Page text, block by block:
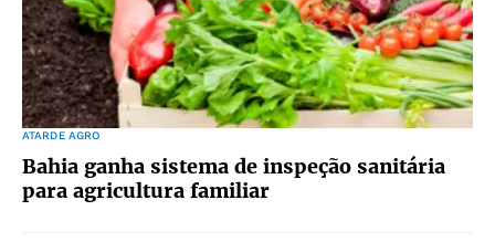
ATARDE AGRO
Bahia ganha sistema de inspeção sanitária
para agricultura familiar